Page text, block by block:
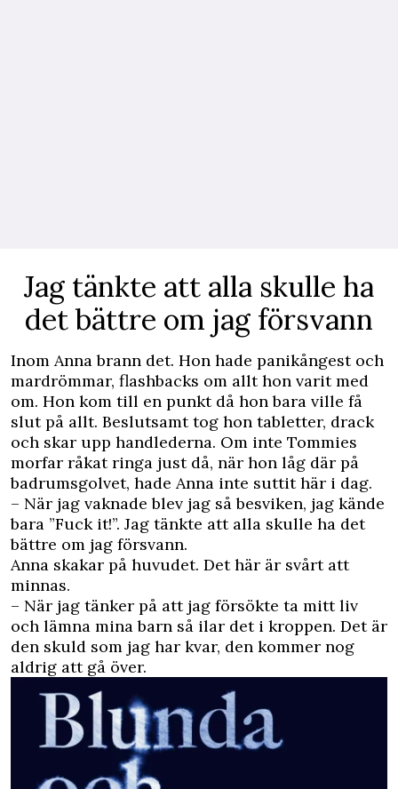
Jag tänkte att alla skulle ha
det bättre om jag försvann
Inom Anna brann det. Hon hade panikångest och
mardrömmar, flashbacks om allt hon varit med
om. Hon kom till en punkt då hon bara ville få
slut på allt. Beslutsamt tog hon tabletter, drack
och skar upp handlederna. Om inte Tommies
morfar råkat ringa just då, när hon låg där på
badrumsgolvet, hade Anna inte suttit här i dag.
– När jag vaknade blev jag så besviken, jag kände
bara ”Fuck it!”. Jag tänkte att alla skulle ha det
bättre om jag försvann.
Anna skakar på huvudet. Det här är svårt att
minnas.
– När jag tänker på att jag försökte ta mitt liv
och lämna mina barn så ilar det i kroppen. Det är
den skuld som jag har kvar, den kommer nog
aldrig att gå över.